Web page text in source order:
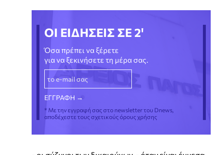
ΟΙ ΕΙΔΗΣΕΙΣ ΣΕ 2'
Όσα πρέπει να ξέρετε
για να ξεκινήσετε τη μέρα σας.
* Με την εγγραφή σας στο newsletter του Dnews,
αποδέχεστε τους σχετικούς όρους χρήσης